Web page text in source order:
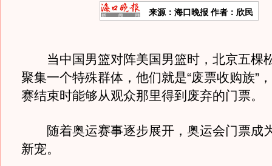
来源：海口晚报 作者：欣民
当中国男篮对阵美国男篮时，北京五棵
聚集一个特殊群体，他们就是“废票收购族”
赛结束时能够从观众那里得到废弃的门票。
随着奥运赛事逐步展开，奥运会门票成
新宠。